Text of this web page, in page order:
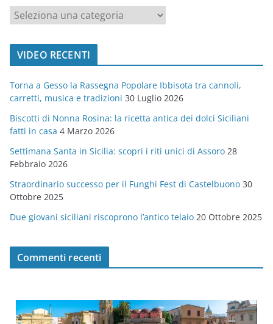
a
t
o
r
i
e
VIDEO RECENTI
Torna a Gesso la Rassegna Popolare Ibbisota tra cannoli,
carretti, musica e tradizioni 30 Luglio 2026
Biscotti di Nonna Rosina: la ricetta antica dei dolci Siciliani
fatti in casa 4 Marzo 2026
Settimana Santa in Sicilia: scopri i riti unici di Assoro 28
Febbraio 2026
Straordinario successo per il Funghi Fest di Castelbuono 30
Ottobre 2025
Due giovani siciliani riscoprono l’antico telaio 20 Ottobre 2025
Commenti recenti